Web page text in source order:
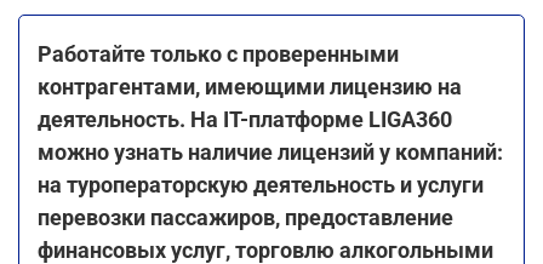
Работайте только с проверенными
контрагентами, имеющими лицензию на
деятельность. На ІТ-платформе LIGA360
можно узнать наличие лицензий у компаний:
на туроператорскую деятельность и услуги
перевозки пассажиров, предоставление
финансовых услуг, торговлю алкогольными